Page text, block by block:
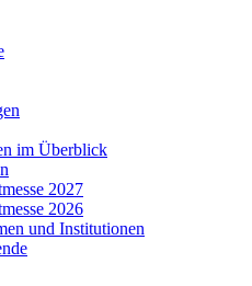
im Überblick
2027
2026
und Institutionen